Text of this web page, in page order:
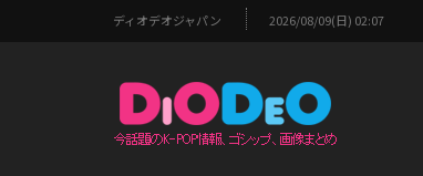
ディオデオジャパン 2026/08/09(日) 02:07